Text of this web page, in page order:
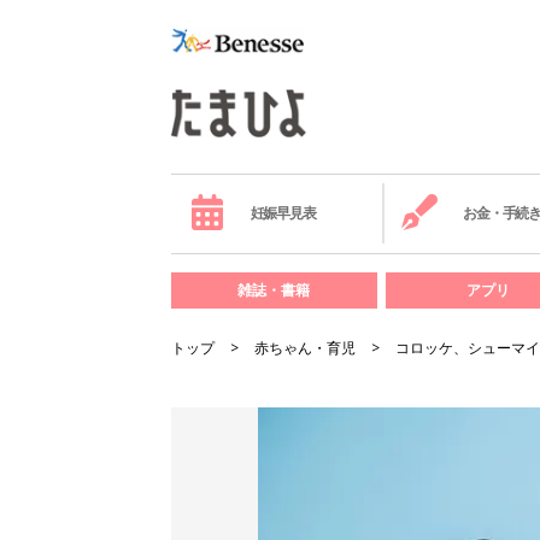
妊娠早見表 お金・手続き
雑誌・書籍 アプリ
トップ 赤ちゃん・育児 コロッケ、シューマ